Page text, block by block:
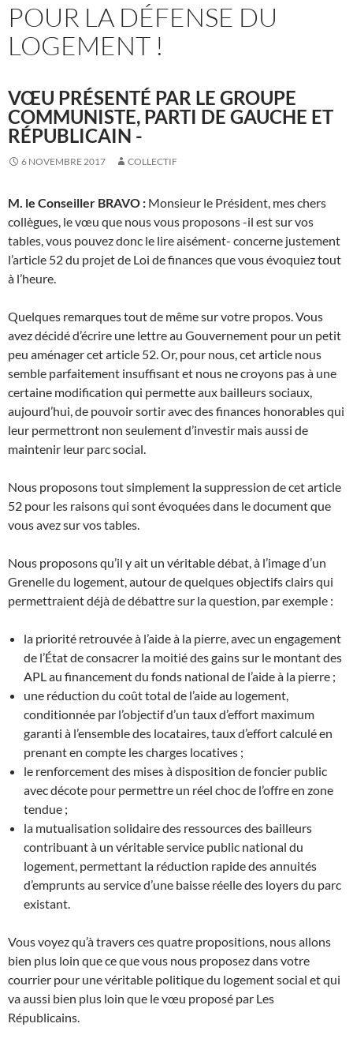
POUR LA DÉFENSE DU
LOGEMENT !
VŒU PRÉSENTÉ PAR LE GROUPE
COMMUNISTE, PARTI DE GAUCHE ET
RÉPUBLICAIN -
6 NOVEMBRE 2017 COLLECTIF
M. le Conseiller BRAVO : Monsieur le Président, mes chers
collègues, le vœu que nous vous proposons -il est sur vos
tables, vous pouvez donc le lire aisément- concerne justement
l’article 52 du projet de Loi de finances que vous évoquiez tout
à l’heure.
Quelques remarques tout de même sur votre propos. Vous
avez décidé d’écrire une lettre au Gouvernement pour un petit
peu aménager cet article 52. Or, pour nous, cet article nous
semble parfaitement insuffisant et nous ne croyons pas à une
certaine modification qui permette aux bailleurs sociaux,
aujourd’hui, de pouvoir sortir avec des finances honorables qui
leur permettront non seulement d’investir mais aussi de
maintenir leur parc social.
Nous proposons tout simplement la suppression de cet article
52 pour les raisons qui sont évoquées dans le document que
vous avez sur vos tables.
Nous proposons qu’il y ait un véritable débat, à l’image d’un
Grenelle du logement, autour de quelques objectifs clairs qui
permettraient déjà de débattre sur la question, par exemple :
la priorité retrouvée à l’aide à la pierre, avec un engagement
de l’État de consacrer la moitié des gains sur le montant des
APL au financement du fonds national de l’aide à la pierre ;
une réduction du coût total de l’aide au logement,
conditionnée par l’objectif d’un taux d’effort maximum
garanti à l’ensemble des locataires, taux d’effort calculé en
prenant en compte les charges locatives ;
le renforcement des mises à disposition de foncier public
avec décote pour permettre un réel choc de l’offre en zone
tendue ;
la mutualisation solidaire des ressources des bailleurs
contribuant à un véritable service public national du
logement, permettant la réduction rapide des annuités
d’emprunts au service d’une baisse réelle des loyers du parc
existant.
Vous voyez qu’à travers ces quatre propositions, nous allons
bien plus loin que ce que vous nous proposez dans votre
courrier pour une véritable politique du logement social et qui
va aussi bien plus loin que le vœu proposé par Les
Républicains.